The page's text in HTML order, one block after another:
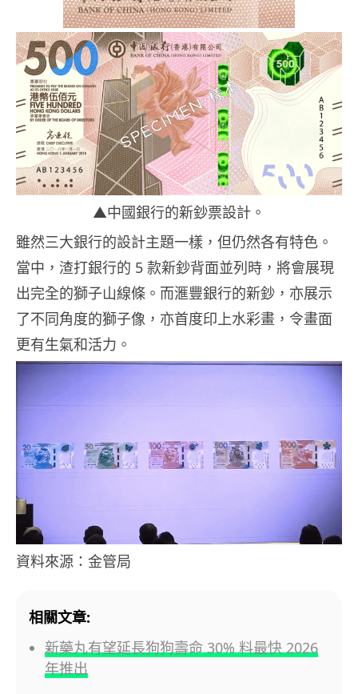
▲中國銀行的新鈔票設計。
雖然三大銀行的設計主題一樣，但仍然各有特色。
當中，渣打銀行的 5 款新鈔背面並列時，將會展現
出完全的獅子山線條。而滙豐銀行的新鈔，亦展示
了不同角度的獅子像，亦首度印上水彩畫，令畫面
更有生氣和活力。
資料來源：金管局
相關文章:
新藥丸有望延長狗狗壽命 30% 料最快 2026
年推出